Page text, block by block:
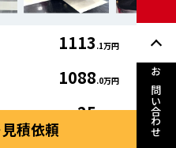
お問い合わせ
1113 .1万円
1088.0万円
25
見積依頼